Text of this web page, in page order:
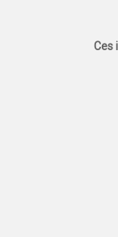
Ces